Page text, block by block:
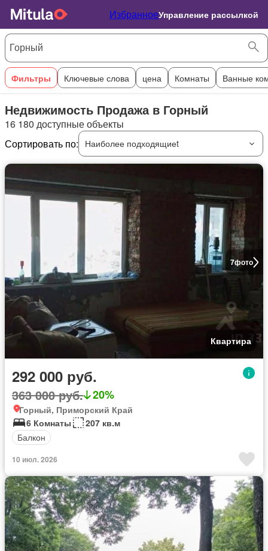
ИзбранноеУправление рассылкой
Фильтры Ключевые слова цена Комнаты Ванные
Недвижимость Продажа в Горный
16 180 доступные объекты
Сортировать по:
Наиболее подходящиеt
7фото
Квартира
292 000 руб.
363 000 руб. 20%
Горный, Приморский Край
6 Комнаты
207 кв.м
Балкон
10 июл. 2026